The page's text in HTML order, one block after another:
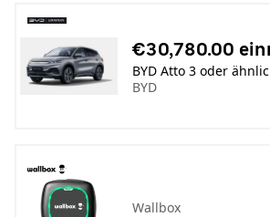
€30,780.00
BYD Atto 3 oder
BYD
Wallbox